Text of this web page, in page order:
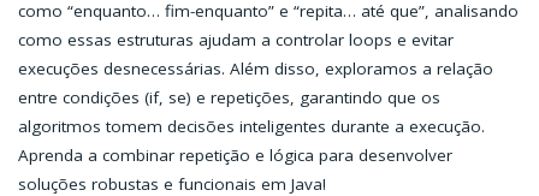
como “enquanto… fim-enquanto” e “repita… até que”, analisando
como essas estruturas ajudam a controlar loops e evitar
execuções desnecessárias. Além disso, exploramos a relação
entre condições (if, se) e repetições, garantindo que os
algoritmos tomem decisões inteligentes durante a execução.
Aprenda a combinar repetição e lógica para desenvolver
soluções robustas e funcionais em Java!